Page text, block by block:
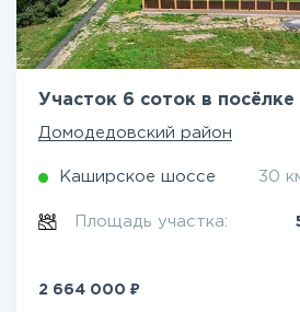
Участок 6 соток в
Домодедовский район
Каширское шоссе 30
Площадь участка:
2 664 000 ₽